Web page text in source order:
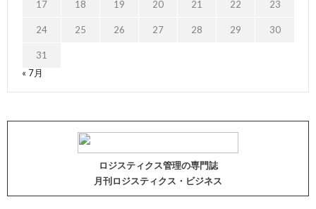
17 18 19 20 21 22 23
24 25 26 27 28 29 30
31
« 7月
ロジスティクス管理の専門誌
月刊ロジスティクス・ビジネス